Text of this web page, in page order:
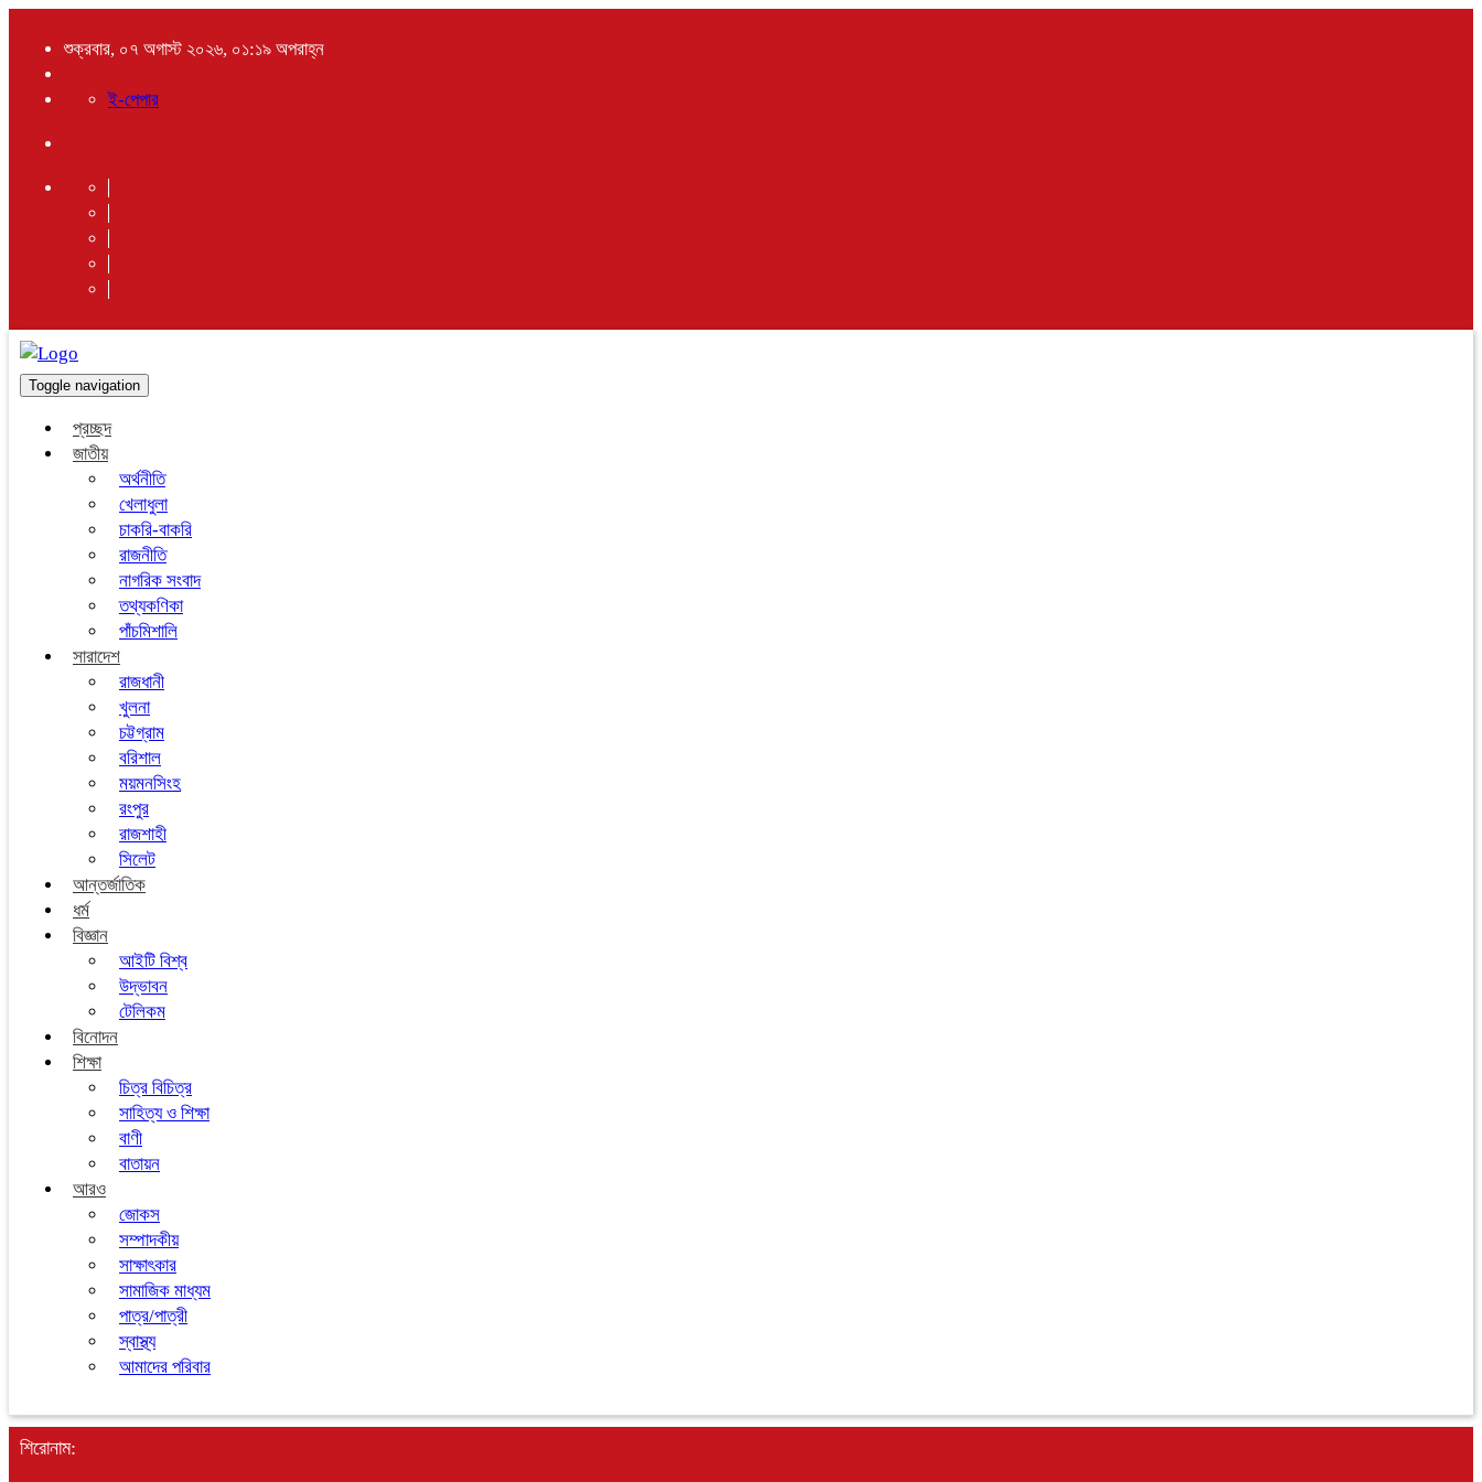
শুক্রবার, ০৭ অগাস্ট ২০২৬, ০১:১৯ অপরাহ্ন
ই-পেপার
Toggle navigation
প্রচ্ছদ
জাতীয়
অর্থনীতি
খেলাধুলা
চাকরি-বাকরি
রাজনীতি
নাগরিক সংবাদ
তথ্যকণিকা
পাঁচমিশালি
সারাদেশ
রাজধানী
খুলনা
চট্টগ্রাম
বরিশাল
ময়মনসিংহ
রংপুর
রাজশাহী
সিলেট
আন্তর্জাতিক
ধর্ম
বিজ্ঞান
আইটি বিশ্ব
উদ্ভাবন
টেলিকম
বিনোদন
শিক্ষা
চিত্র বিচিত্র
সাহিত্য ও শিক্ষা
বাণী
বাতায়ন
আরও
জোকস
সম্পাদকীয়
সাক্ষাৎকার
সামাজিক মাধ্যম
পাত্র/পাত্রী
স্বাস্থ্য
আমাদের পরিবার
শিরোনাম: